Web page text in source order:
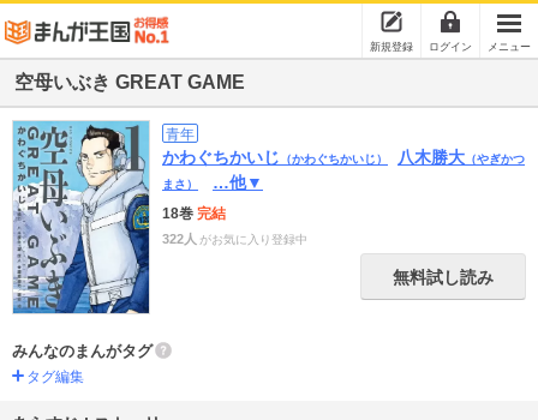
新規登録 ログイン メニュー
空母いぶき GREAT GAME
青年
かわぐちかいじ （かわぐちかいじ） 八木勝大 （やぎかつ
まさ）
…他▼
18巻 完結
322人 がお気に入り登録中
無料試し読み
みんなのまんがタグ
タグ編集